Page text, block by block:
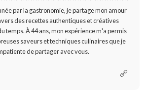
par la gastronomie, je partage mon amour
des recettes authentiques et créatives
temps. À 44 ans, mon expérience m'a permis
saveurs et techniques culinaires que je
de partager avec vous.